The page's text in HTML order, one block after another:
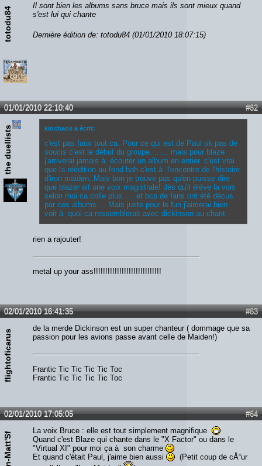
totodu84
Il sont bien les albums sans bruce mais ils sont mieux quand
s'est lui qui chante
Dernière édition de: totodu84 (01/01/2010 18:07:15)
#62
01/01/2010 22:10:40
the duellists kinchaos a écrit:
c'est pas faux tout ca. Pour ce qui est de Paul ok pas de
soucis c'est le début du groupe........ mais pour blaze
j'arriverai jamais à écouter un album en entier. c'est vrai
que la réédition au fond bah c'est à l'encontre de l'histoire
d'iron maiden. Mais bon je trouve pas qu'on puisse dire
que blazer ait une voix magistrale! dès qu'il éléve la vois
selon moi ca colle plus..... et bcp de fans ont été décus
par ces albums.... Mais juste pour le fun j'aimerai bien
voir à quoi ca ressemblerait avec dickinson au chant
rien a rajouter!
metal up your ass!!!!!!!!!!!!!!!!!!!!!!!!!!!!!
#63
02/01/2010 16:41:35
flightoficarus
de la merde Dickinson est un super chanteur ( dommage que sa
passion pour les avions passe avant celle de Maiden!)
Frantic Tic Tic Tic Tic Toc
Frantic Tic Tic Tic Tic Toc
#64
02/01/2010 17:05:05
Iron-Matt'Sf
La voix Bruce : elle est tout simplement magnifique
Quand c'est Blaze qui chante dans le "X Factor" ou dans le
"Virtual XI" pour moi ça à son charme
Et quand c'était Paul, j'aime bien aussi
(Petit coup de cÅ“ur